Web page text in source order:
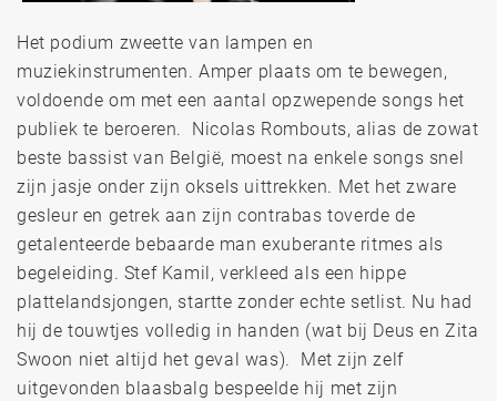
Het podium zweette van lampen en
muziekinstrumenten. Amper plaats om te bewegen,
voldoende om met een aantal opzwepende songs het
publiek te beroeren. Nicolas Rombouts, alias de zowat
beste bassist van België, moest na enkele songs snel
zijn jasje onder zijn oksels uittrekken. Met het zware
gesleur en getrek aan zijn contrabas toverde de
getalenteerde bebaarde man exuberante ritmes als
begeleiding. Stef Kamil, verkleed als een hippe
plattelandsjongen, startte zonder echte setlist. Nu had
hij de touwtjes volledig in handen (wat bij Deus en Zita
Swoon niet altijd het geval was). Met zijn zelf
uitgevonden blaasbalg bespeelde hij met zijn